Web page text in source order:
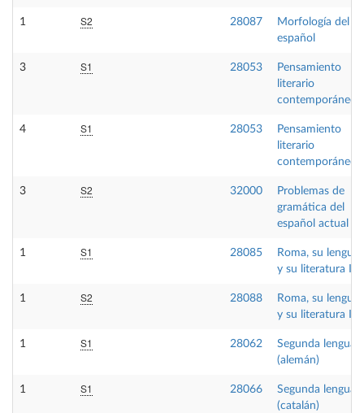
1 S2 28087
Morfología del
español
3 S1 28053
Pensamiento
literario
contemporáneo
4 S1 28053
Pensamiento
literario
contemporáneo
3 S2 32000
Problemas de
gramática del
español actual
1 S1 28085
Roma, su lengua
y su literatura I
1 S2 28088
Roma, su lengua
y su literatura II
1 S1 28062
Segunda lengua I
(alemán)
1 S1 28066
Segunda lengua I
(catalán)